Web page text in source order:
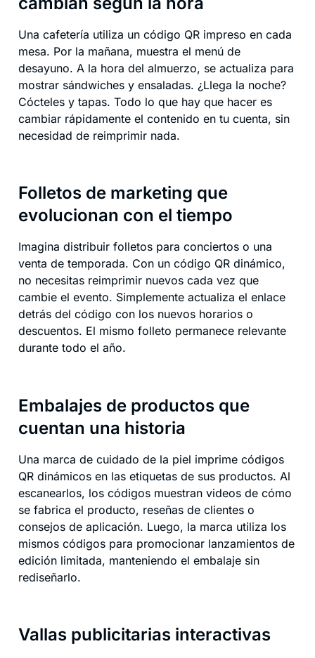
Una cafetería utiliza un código QR impreso en cada
mesa. Por la mañana, muestra el menú de
desayuno. A la hora del almuerzo, se actualiza para
mostrar sándwiches y ensaladas. ¿Llega la noche?
Cócteles y tapas. Todo lo que hay que hacer es
cambiar rápidamente el contenido en tu cuenta, sin
necesidad de reimprimir nada.
Folletos de marketing que
evolucionan con el tiempo
Imagina distribuir folletos para conciertos o una
venta de temporada. Con un código QR dinámico,
no necesitas reimprimir nuevos cada vez que
cambie el evento. Simplemente actualiza el enlace
detrás del código con los nuevos horarios o
descuentos. El mismo folleto permanece relevante
durante todo el año.
Embalajes de productos que
cuentan una historia
Una marca de cuidado de la piel imprime códigos
QR dinámicos en las etiquetas de sus productos. Al
escanearlos, los códigos muestran videos de cómo
se fabrica el producto, reseñas de clientes o
consejos de aplicación. Luego, la marca utiliza los
mismos códigos para promocionar lanzamientos de
edición limitada, manteniendo el embalaje sin
rediseñarlo.
Vallas publicitarias interactivas